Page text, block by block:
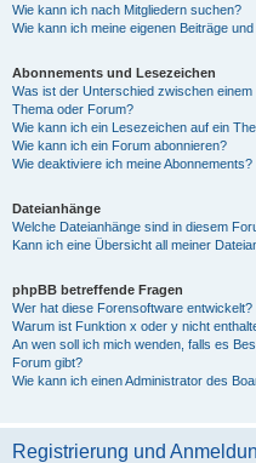
Wie kann ich nach Mitgliedern suchen?
Wie kann ich meine eigenen Beiträge
Abonnements und Lesezeichen
Was ist der Unterschied zwischen
Thema oder Forum?
Wie kann ich ein Lesezeichen auf ein
Wie kann ich ein Forum abonnieren?
Wie deaktiviere ich meine Abonnements?
Dateianhänge
Welche Dateianhänge sind in diesem
Kann ich eine Übersicht all meiner
phpBB betreffende Fragen
Wer hat diese Forensoftware entwickelt?
Warum ist Funktion x oder y nicht
An wen soll ich mich wenden, falls es
Forum gibt?
Wie kann ich einen Administrator des
Registrierung und